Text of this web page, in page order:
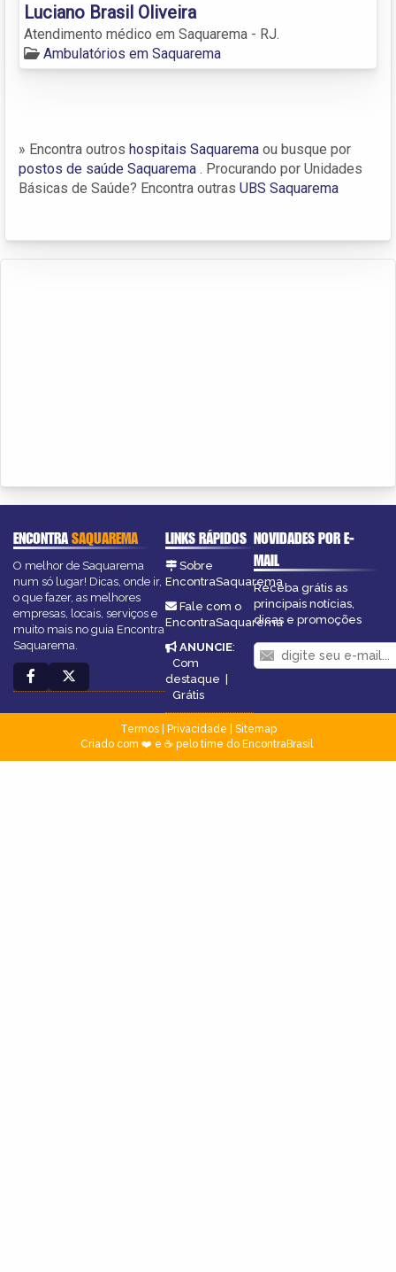
Luciano Brasil Oliveira
Atendimento médico em Saquarema - RJ.
Ambulatórios em Saquarema
» Encontra outros hospitais Saquarema ou busque por
postos de saúde Saquarema . Procurando por Unidades
Básicas de Saúde? Encontra outras UBS Saquarema
ENCONTRASAQUAREMA
O melhor de Saquarema
num só lugar! Dicas, onde ir,
o que fazer, as melhores
empresas, locais, serviços e
muito mais no guia Encontra
Saquarema.
LINKS RÁPIDOS
Sobre
EncontraSaquarema
Fale com o
EncontraSaquarema
ANUNCIE:
Com
destaque |
Grátis
NOVIDADES POR E-
MAIL
Receba grátis as
principais notícias,
dicas e promoções
Termos| Privacidade
Sitemap
Criado com ❤️ e ☕ pelo time do EncontraBrasil